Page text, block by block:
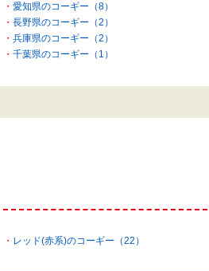
愛知県のコーギー（8）
長野県のコーギー（2）
兵庫県のコーギー（2）
千葉県のコーギー（1）
レッド(赤系)のコーギー（22）